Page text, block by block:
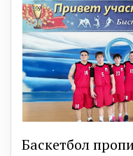
Баскетбол